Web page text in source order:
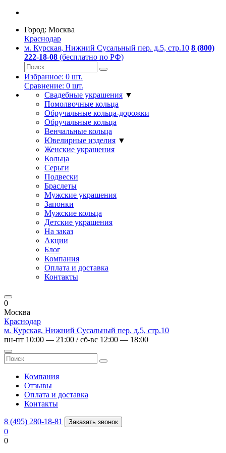
Город: Москва
Краснодар
м. Курская, Нижний Сусальный пер. д.5, стр.10 8 (800)
222-18-08 (бесплатно по РФ)
Избранное: 0 шт.
Сравнение: 0 шт.
Свадебные украшения ▼
Помолвочные кольца
Обручальные кольца-дорожки
Обручальные кольца
Венчальные кольца
Ювелирные изделия ▼
Женские украшения
Кольца
Серьги
Подвески
Браслеты
Мужские украшения
Запонки
Мужские кольца
Детские украшения
На заказ
Акции
Блог
Компания
Оплата и доставка
Контакты
0
Москва
Краснодар
м. Курская, Нижний Сусальный пер. д.5, стр.10
пн-пт 10:00 — 21:00 / сб-вс 12:00 — 18:00
Компания
Отзывы
Оплата и доставка
Контакты
8 (495) 280-18-81 Заказать звонок
0
0